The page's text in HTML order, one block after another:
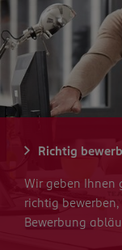
Richtig
Wir geben Ihnen
richtig
Bewerbung